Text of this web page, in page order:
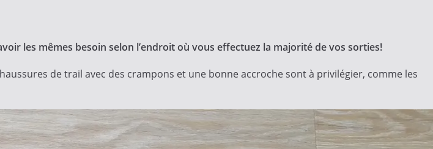
les mêmes besoin selon l’endroit où vous effectuez la majorité de vos sorties!
de trail avec des crampons et une bonne accroche sont à privilégier, comme les